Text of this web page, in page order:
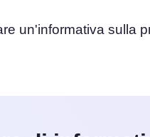
un'informativa sulla